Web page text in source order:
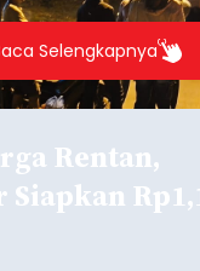
Selengkapnya
Rentan,
Siapkan